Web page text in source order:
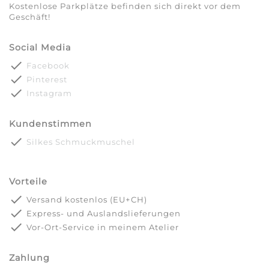
Kostenlose Parkplätze befinden sich direkt vor dem
Geschäft!
Social Media
done Facebook
done Pinterest
done Instagram
Kundenstimmen
done Silkes Schmuckmuschel
Vorteile
done Versand kostenlos (EU+CH)
done Express- und Auslandslieferungen
done Vor-Ort-Service in meinem Atelier
Zahlung